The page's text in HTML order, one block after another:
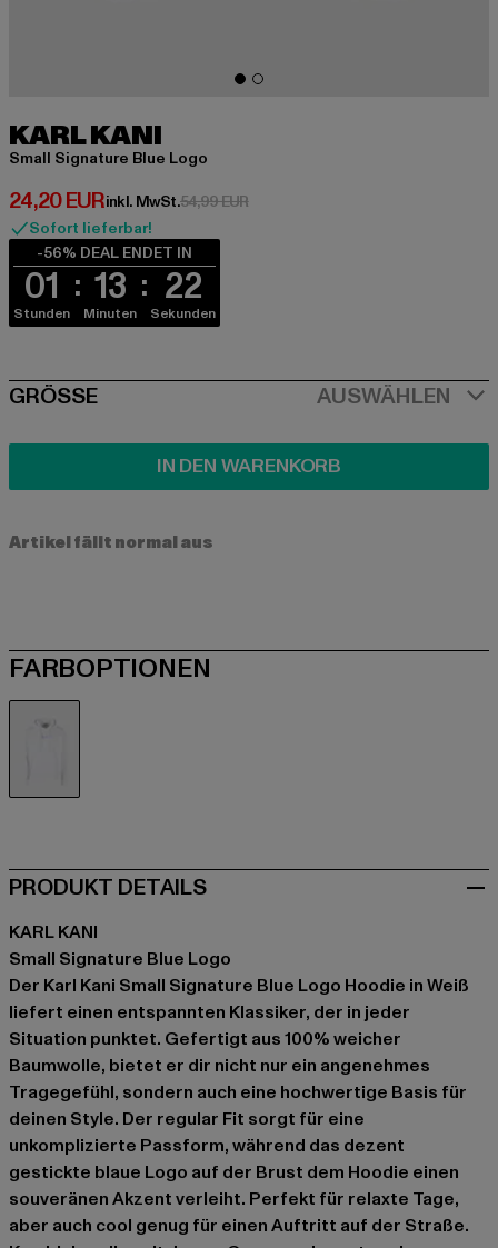
KARL KANI
Small Signature Blue Logo
24,20 EUR
Derzeitiger Preis: 24,20 EUR
inkl. MwSt.54,99 EURAktionspreis: 54,99 EUR
Sofort lieferbar!
-56% DEAL ENDET IN
01
Stunden
13
Minuten
21
Sekunden
SIZE
GRÖSSE AUSWÄHLEN
IN DEN WARENKORB
Artikel fällt normal aus
FARBOPTIONEN
PRODUKT DETAILS
KARL KANI
Small Signature Blue Logo
Der Karl Kani Small Signature Blue Logo Hoodie in Weiß
liefert einen entspannten Klassiker, der in jeder
Situation punktet. Gefertigt aus 100% weicher
Baumwolle, bietet er dir nicht nur ein angenehmes
Tragegefühl, sondern auch eine hochwertige Basis für
deinen Style. Der regular Fit sorgt für eine
unkomplizierte Passform, während das dezent
gestickte blaue Logo auf der Brust dem Hoodie einen
souveränen Akzent verleiht. Perfekt für relaxte Tage,
aber auch cool genug für einen Auftritt auf der Straße.